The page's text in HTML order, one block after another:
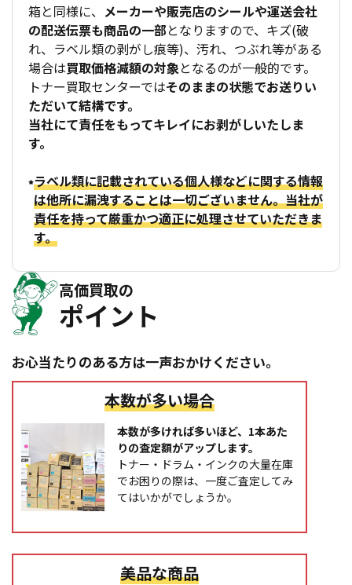
箱と同様に、 メーカーや販売店のシールや運送会社
の配送伝票も商品の一部となりますので、キズ(破
れ、ラベル類の剥がし痕等)、汚れ、つぶれ等がある
場合は買取価格減額の対象となるのが一般的です。
トナー買取センターではそのままの状態でお送りい
ただいて結構です。
当社にて責任をもってキレイにお剥がしいたしま
す。
ラベル類に記載されている個人様などに関する情報
は他所に漏洩することは一切ございません。当社が
責任を持って厳重かつ適正に処理させていただきま
す。
高価買取の
ポイント
お心当たりのある方は一声おかけください。
本数が多い場合
本数が多ければ多いほど、1本あた
りの査定額がアップします。
トナー・ドラム・インクの大量在庫
でお困りの際は、一度ご査定してみ
てはいかがでしょうか。
美品な商品